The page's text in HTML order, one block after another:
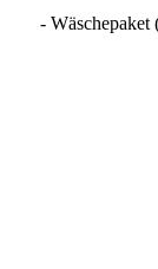
- Wäschepaket